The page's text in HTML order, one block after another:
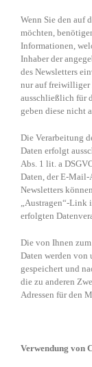
Wenn Sie den auf
möchten,
Informationen,
Inhaber der
des Newsletters
nur auf freiwilliger
ausschließlich für
geben diese nicht
Die Verarbeitung
Daten erfolgt
Abs. 1 lit. a
Daten, der E-Mail-
Newsletters
„Austragen“-
erfolgten
Die von Ihnen
Daten werden von
gespeichert und
die zu anderen
Adressen für den
Verwendung von